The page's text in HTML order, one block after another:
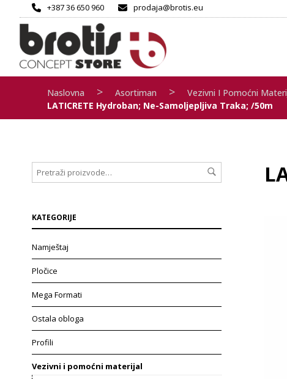
+387 36 650 960 prodaja@brotis.eu
Naslovna > Asortiman > Vezivni I Pomoćni
LATICRETE Hydroban; Ne-Samoljepljiva Traka; /50m
KATEGORIJE
Namještaj
Pločice
Mega Formati
Ostala obloga
Profili
Vezivni i pomoćni materijal